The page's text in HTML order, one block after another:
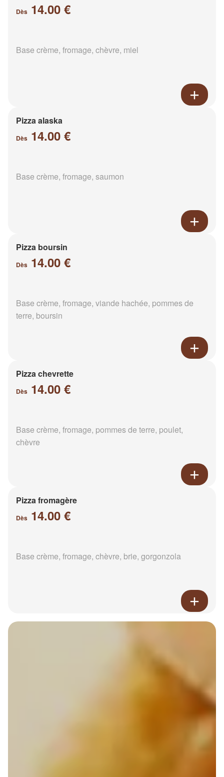
Dès 14.00 €
Base crème, fromage, chèvre, miel
Pizza alaska
Dès 14.00 €
Base crème, fromage, saumon
Pizza boursin
Dès 14.00 €
Base crème, fromage, viande hachée, pommes de
terre, boursin
Pizza chevrette
Dès 14.00 €
Base crème, fromage, pommes de terre, poulet,
chèvre
Pizza fromagère
Dès 14.00 €
Base crème, fromage, chèvre, brie, gorgonzola